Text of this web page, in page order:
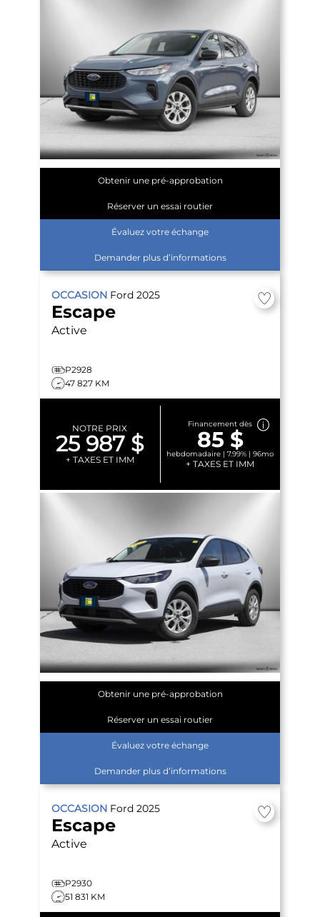
Obtenir une pré-approbation
Réserver un essai routier
Évaluez votre échange
Demander plus d’informations
OCCASION Ford 2025
Escape
Active
P2928
47 827 KM
NOTRE PRIX
25 987 $
+ TAXES ET IMM
Financement dès
85 $
hebdomadaire | 7.99% | 96mo
+ TAXES ET IMM
Obtenir une pré-approbation
Réserver un essai routier
Évaluez votre échange
Demander plus d’informations
OCCASION Ford 2025
Escape
Active
P2930
51 831 KM